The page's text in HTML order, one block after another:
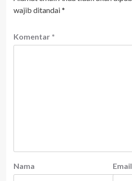
wajib ditandai*
Komentar *
Nama Email